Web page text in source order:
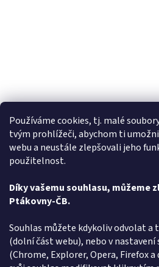
Používáme cookies, tj. malé
tvým prohlížeči, abychom ti
webu a neustále zlepšovali jeho
použitelnost.
Díky vašemu souhlasu, můžeme
Ptákovny-ČB.
Souhlas můžete kdykoliv odvolat a
(dolní část webu), nebo v nastavení
(Chrome, Explorer, Opera, Firefox
Paruka Lola -
215 Kč
Milujete ptákoviny a hledáte - Paruka
rodinném e-shopu ptakoviny-cb.cz.